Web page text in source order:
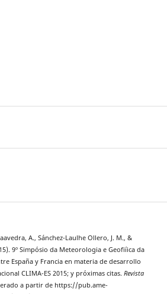
A., Sánchez-Laulhe Ollero, J. M., &
9º Simpósio da Meteorologia e Geofiíica da
España y Francia en materia de desarrollo
CLIMA-ES 2015; y próximas citas. Revista
a partir de https://pub.ame-